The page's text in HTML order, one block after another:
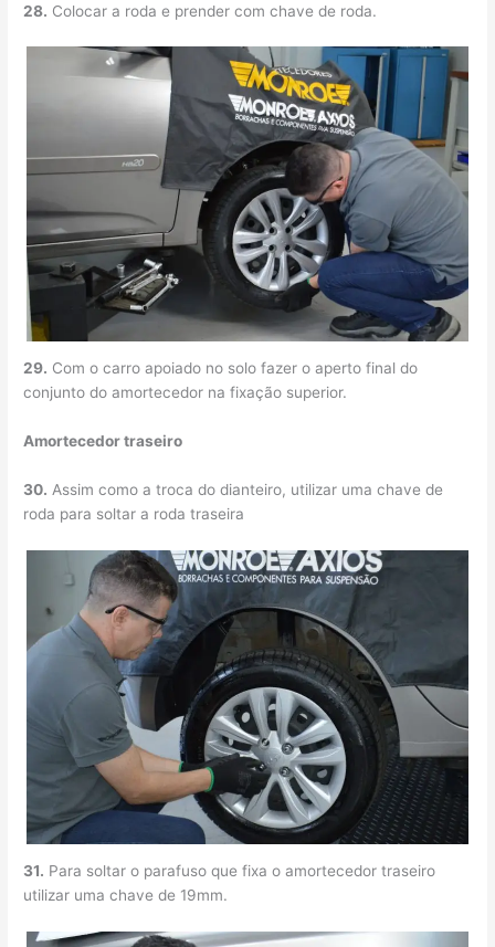
28. Colocar a roda e prender com chave de roda.
29. Com o carro apoiado no solo fazer o aperto final do
conjunto do amortecedor na fixação superior.
Amortecedor traseiro
30. Assim como a troca do dianteiro, utilizar uma chave de
roda para soltar a roda traseira
31. Para soltar o parafuso que fixa o amortecedor traseiro
utilizar uma chave de 19mm.